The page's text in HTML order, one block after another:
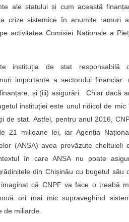
de stat
proaste politici locale din
și transparența instituțiilor
societății civile
ale statului și cum această
crize sistemice în anumite ramuri
activitatea Comisiei Naționale a
instituția de stat responsabilă
importante a sectorului financiar:
și (iii) asigurări. Chiar dacă
instituției este unul ridicol de mic
de stat. Astfel, pentru anul 2016,
21 milioane lei, iar Agenția
(ANSA) avea prevăzute cheltuieli
în care ANSA nu poate
din Chișinău cu bugetul său
că CNPF va face o treabă
ori mai mic supraveghind
de miliarde.